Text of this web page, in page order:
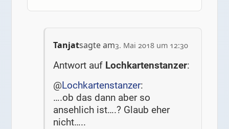
Tanjatsagte am3. Mai 2018 um 12:30
Antwort auf Lochkartenstanzer:
@Lochkartenstanzer:
….ob das dann aber so
ansehlich ist….? Glaub eher
nicht…..